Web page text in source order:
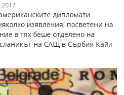
дипломати
изявления, посветени на
в тях беше отделено на
на САЩ в Сърбия Кайл